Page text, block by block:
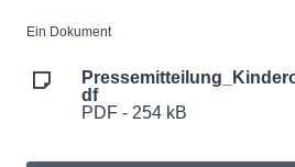
Ein Dokument
df
PDF - 254 kB